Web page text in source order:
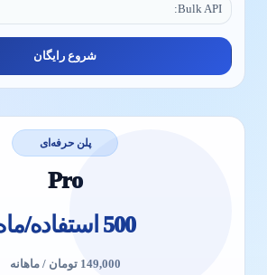
Bulk API:
شروع رایگان
پلن حرفه‌ای
Pro
500 استفاده/ماه
149,000 تومان / ماهانه